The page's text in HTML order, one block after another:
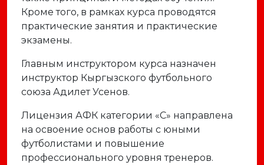
Кроме того, в рамках курса проводятся
практические занятия и практические
экзамены.
Главным инструктором курса назначен
инструктор Кыргызского футбольного
союза Адилет Усенов.
Лицензия АФК категории «С» направлена
на освоение основ работы с юными
футболистами и повышение
профессионального уровня тренеров.